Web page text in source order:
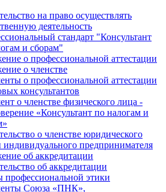
на право осуществлять
деятельность
стандарт "Консультант
и сборам"
о профессиональной аттестации
о членстве
о профессиональной аттестации
консультантов
о членстве физического лица -
«Консультант по налогам и
о членстве юридического
индивидуального предпринимателя
об аккредитации
об аккредитации
этики
Союза «ПНК»,